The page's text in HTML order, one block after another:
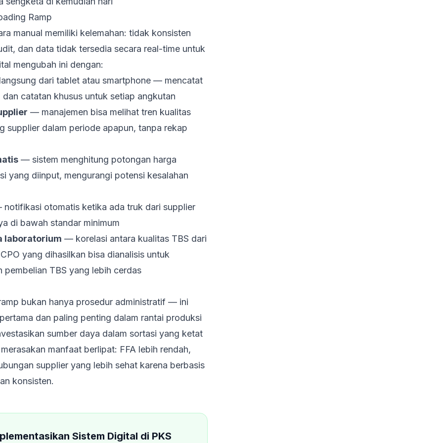
Ramp
manual memiliki kelemahan: tidak konsisten
dan data tidak tersedia secara real-time untuk
mengubah ini dengan:
dari tablet atau smartphone — mencatat
catatan khusus untuk setiap angkutan
— manajemen bisa melihat tren kualitas
supplier dalam periode apapun, tanpa rekap
— sistem menghitung potongan harga
yang diinput, mengurangi potensi kesalahan
otomatis ketika ada truk dari supplier
di bawah standar minimum
laboratorium — korelasi antara kualitas TBS dari
yang dihasilkan bisa dianalisis untuk
pembelian TBS yang lebih cerdas
bukan hanya prosedur administratif — ini
dan paling penting dalam rantai produksi
sumber daya dalam sortasi yang ketat
manfaat berlipat: FFA lebih rendah,
supplier yang lebih sehat karena berbasis
konsisten.
Sistem Digital di PKS